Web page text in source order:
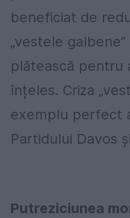
beneficiat de
„vestele
plătească pentru
înțeles. Criza
exemplu perfect
Partidului Davos
Putreziciunea